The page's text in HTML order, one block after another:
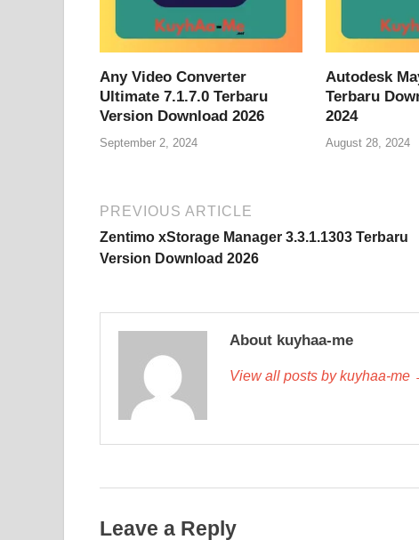
Any Video Converter
Ultimate 7.1.7.0 Terbaru
Version Download 2026
September 2, 2024
Autodesk
Terbaru
2024
August 28, 2024
PREVIOUS ARTICLE
Zentimo xStorage Manager 3.3.1.1303 Terbaru
Version Download 2026
About kuyhaa-me
View all posts by kuyhaa-me
Leave a Reply